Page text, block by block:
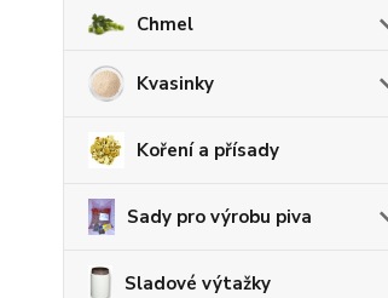
Chmel
Kvasinky
Koření a přísady
Sady pro výrobu piva
Sladové výtažky